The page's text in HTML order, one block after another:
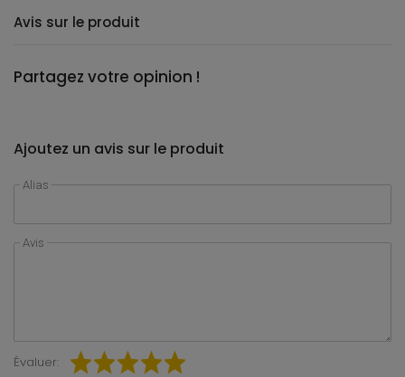
Avis sur le produit
Partagez votre opinion !
Ajoutez un avis sur le produit
Alias
Avis
Évaluer: